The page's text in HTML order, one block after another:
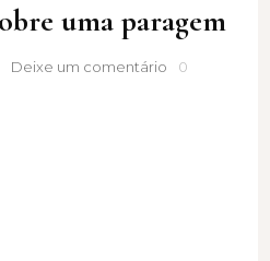
uma paragem
Deixe um comentário Um
0